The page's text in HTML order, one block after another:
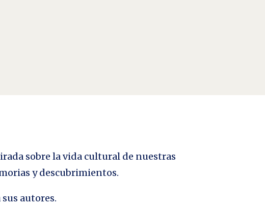
sobre la vida cultural de nuestras
y descubrimientos.
autores.